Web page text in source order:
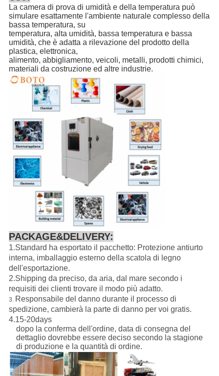
La camera di prova di umidità e della temperatura può
simulare esattamente l'ambiente naturale complesso della
bassa temperatura, su
temperatura, alta umidità, bassa temperatura e bassa
umidità, che è adatta a rilevazione del prodotto della
plastica, elettronica,
alimento, abbigliamento, veicoli, metalli, prodotti chimici,
materiali da costruzione ed altre industrie.
PACKAGE&DELIVERY:
1.Standard ha esportato il pacchetto: Protezione antiurto
interna, imballaggio esterno della scatola di legno
dell'esportazione.
2.Shipping da preciso, da aria, dal mare secondo i
requisiti dei clienti trovare il modo più adatto.
3.
Responsabile del danno durante il processo di
spedizione, cambierà la parte di danno per voi gratis.
4.15-20days
dopo la conferma dell'ordine, data di consegna del
dettaglio dovrebbe essere deciso secondo la stagione
di produzione e la quantità di ordine.